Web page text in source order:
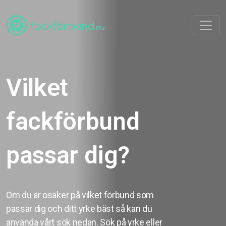
Vilket
fackförbund
passar dig?
Om du är osäker på vilket förbund som
passar dig och ditt yrke bäst så kan du
använda vårt sök nedan. Sök på yrke eller